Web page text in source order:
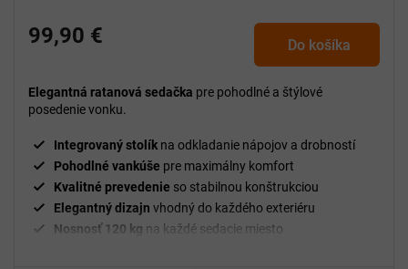
99,90 € Do košíka
Elegantná ratanová sedačka pre pohodlné a štýlové
posedenie vonku.
Integrovaný stolík na odkladanie nápojov a drobností
Pohodlné vankúše pre maximálny komfort
Kvalitné prevedenie so stabilnou konštrukciou
Elegantný dizajn vhodný do každého exteriéru
Nosnosť 120 kg na každé sedacie miesto